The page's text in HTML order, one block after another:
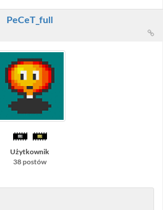
PeCeT_full
Użytkownik
38 postów